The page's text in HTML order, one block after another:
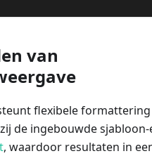
van
flexibele formattering
de ingebouwde
, waardoor resultaten in